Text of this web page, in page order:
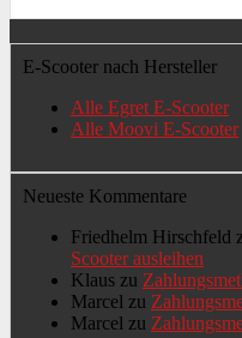
E-Scooter nach Hersteller
Alle Egret E-Scooter
Alle Moovi E-Scooter
Neueste Kommentare
Friedhelm Hirschfeld
Scooter ausleihen
Klaus zu
Marcel zu
Marcel zu